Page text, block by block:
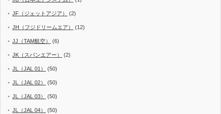
JF（ジェットアジア） (2)
JH（フジドリームエア） (12)
JJ（TAM航空） (6)
JK（スパンエアー） (2)
JL（JAL 01） (50)
JL（JAL 02） (50)
JL（JAL 03） (50)
JL（JAL 04） (50)